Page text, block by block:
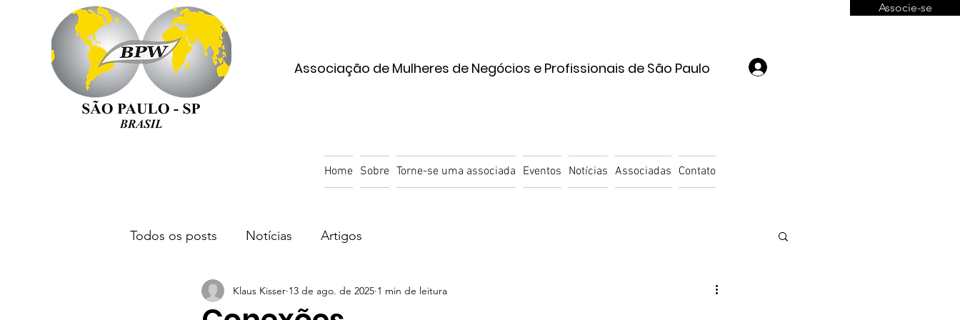
Associe-se
Associação de Mulheres de Negócios e Profissionais de São Paulo
Home Sobre Torne-se uma associada Eventos Notícias Associadas Contato
Todos os posts Notícias Artigos
Klaus Kisser 13 de ago. de 2025 1 min de leitura